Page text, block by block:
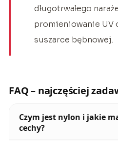
długotrwałego
promieniowanie UV
suszarce bębnowej.
FAQ – najczęściej
Czym jest nylon i jakie
cechy?